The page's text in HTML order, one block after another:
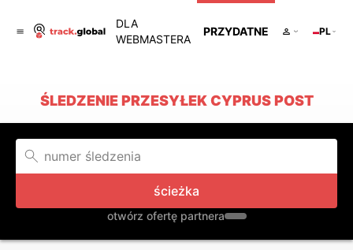
DLA
WEBMASTERA
PRZYDATNE PL
ŚLEDZENIE PRZESYŁEK CYPRUS POST
ścieżka
otwórz ofertę partnera